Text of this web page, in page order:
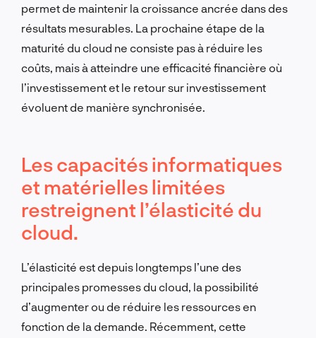
permet de maintenir la croissance ancrée dans des
résultats mesurables. La prochaine étape de la
maturité du cloud ne consiste pas à réduire les
coûts, mais à atteindre une efficacité financière où
l’investissement et le retour sur investissement
évoluent de manière synchronisée.
Les capacités informatiques
et matérielles limitées
restreignent l’élasticité du
cloud.
L’élasticité est depuis longtemps l’une des
principales promesses du cloud, la possibilité
d’augmenter ou de réduire les ressources en
fonction de la demande. Récemment, cette